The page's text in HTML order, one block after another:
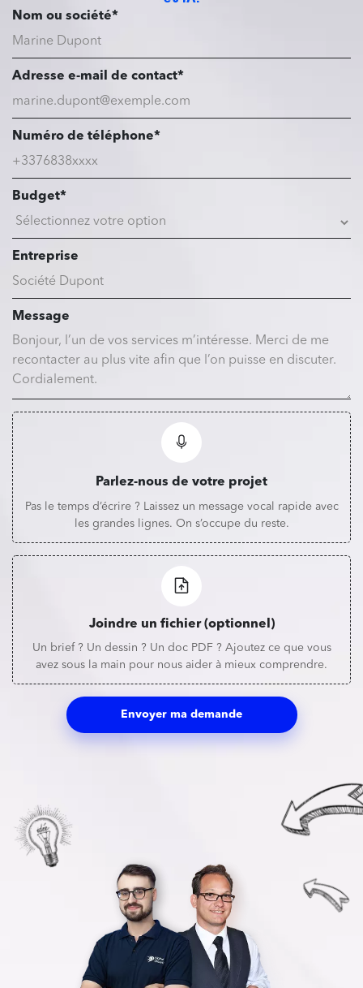
Nom ou société*
Adresse e-mail de contact*
Numéro de téléphone*
Budget*
Entreprise
Message
Parlez-nous de votre projet
Pas le temps d’écrire ? Laissez un message vocal rapide avec
les grandes lignes. On s’occupe du reste.
Joindre un fichier (optionnel)
Un brief ? Un dessin ? Un doc PDF ? Ajoutez ce que vous
avez sous la main pour nous aider à mieux comprendre.
Envoyer ma demande